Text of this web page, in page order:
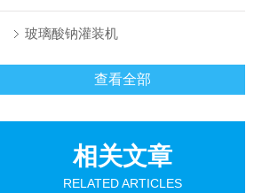
玻璃酸钠灌装机
查看全部
相关文章
RELATED ARTICLES